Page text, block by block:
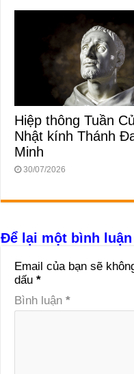
Hiệp thông Tuần
Nhật kính Thánh
Minh
30/07/2026
Để lại một bình luận
Email của bạn sẽ
dấu *
Bình luận *